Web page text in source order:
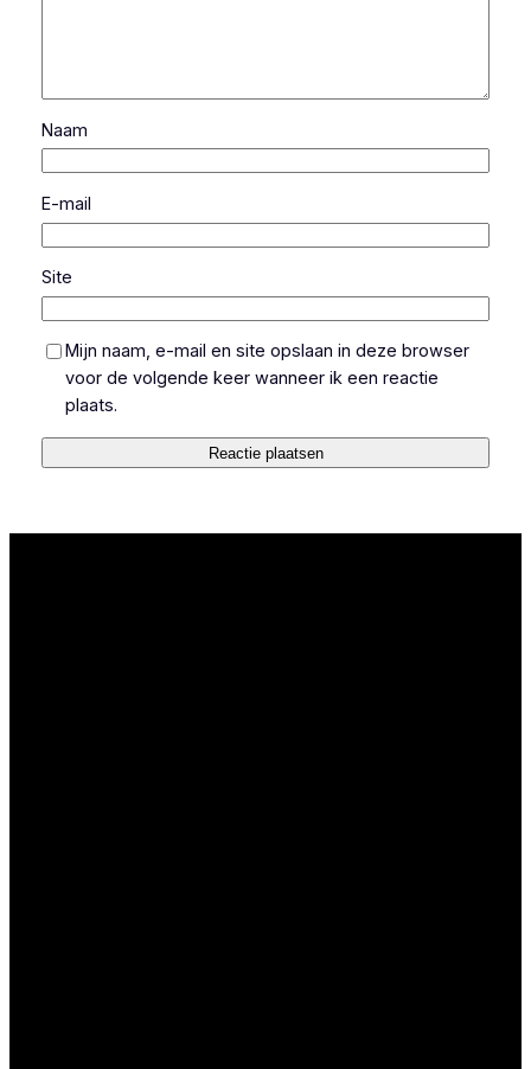
Naam
E-mail
Site
Mijn naam, e-mail en site opslaan in deze browser
voor de volgende keer wanneer ik een reactie
plaats.